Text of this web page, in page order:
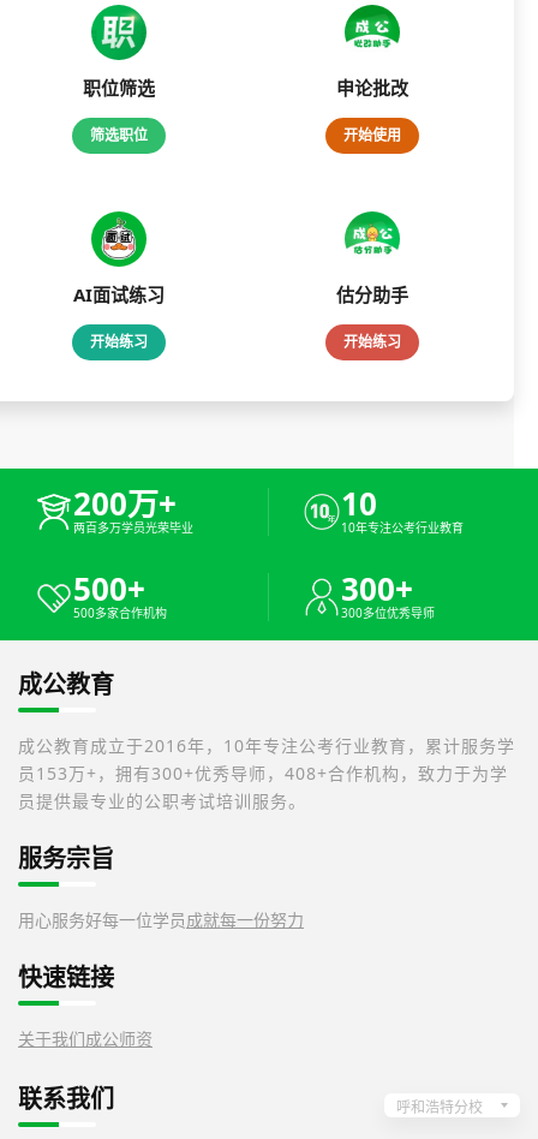
职位筛选
筛选职位
申论批改
开始使用
AI面试练习
开始练习
估分助手
开始练习
200万+
两百多万学员光荣毕业
10
10年专注公考行业教育
500+
500多家合作机构
300+
300多位优秀导师
成公教育
成公教育成立于2016年，10年专注公考行业教育，累计服务学
员153万+，拥有300+优秀导师，408+合作机构，致力于为学
员提供最专业的公职考试培训服务。
服务宗旨
用心服务好每一位学员成就每一份努力
快速链接
关于我们成公师资
联系我们 呼和浩特分校